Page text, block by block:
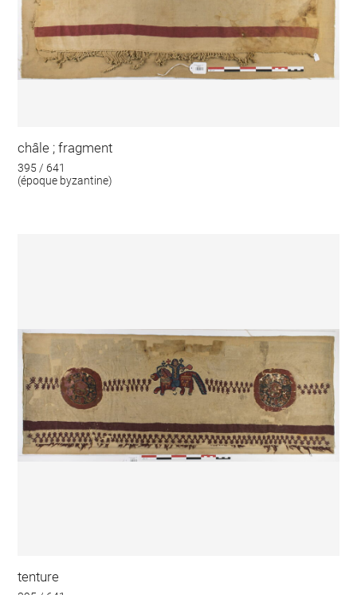
châle ; fragment
395 / 641
(époque byzantine)
tenture